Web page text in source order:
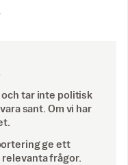
och tar inte politisk
sant. Om vi har
ge ett
frågor.